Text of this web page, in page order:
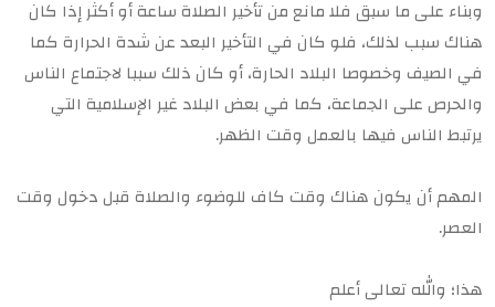
وبناء على ما سبق فلا مانع من تأخير الصلاة ساعة أو أكثر إذا كان
هناك سبب لذلك، فلو كان في التأخير البعد عن شدة الحرارة كما
في الصيف وخصوصا البلاد الحارة، أو كان ذلك سببا لاجتماع الناس
والحرص على الجماعة، كما في بعض البلاد غير الإسلامية التي
يرتبط الناس فيها بالعمل وقت الظهر.
المهم أن يكون هناك وقت كاف للوضوء والصلاة قبل دخول وقت
العصر.
هذا؛ والله تعالى أعلم